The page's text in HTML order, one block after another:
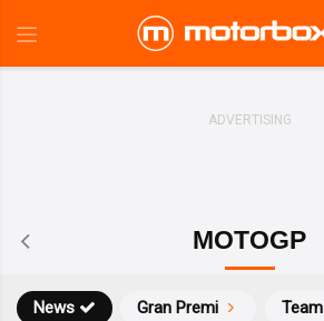
MOTOGP
News Gran Premi Team